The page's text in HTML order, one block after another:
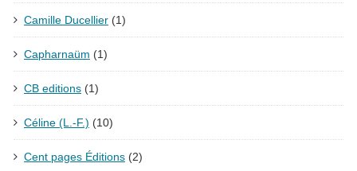
Camille Ducellier (1)
Capharnaüm (1)
CB editions (1)
Céline (L.-F.) (10)
Cent pages Éditions (2)